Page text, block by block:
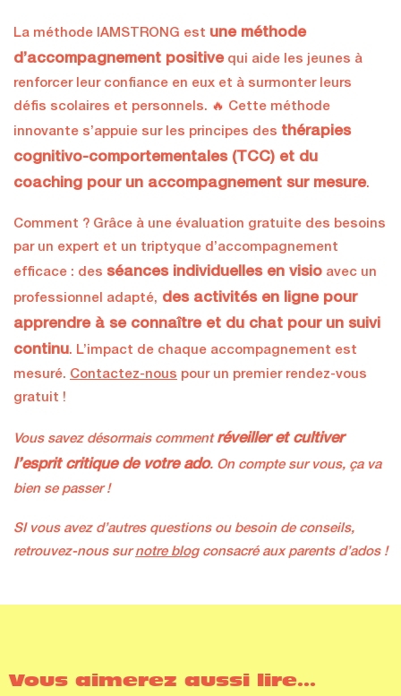
La méthode IAMSTRONG est une méthode
d’accompagnement positive qui aide les jeunes à
renforcer leur confiance en eux et à surmonter leurs
défis scolaires et personnels. 🔥 Cette méthode
innovante s’appuie sur les principes des thérapies
cognitivo-comportementales (TCC) et du
coaching pour un accompagnement sur mesure.
Comment ? Grâce à une évaluation gratuite des besoins
par un expert et un triptyque d’accompagnement
efficace : des séances individuelles en visio avec un
professionnel adapté, des activités en ligne pour
apprendre à se connaître et du chat pour un suivi
continu. L’impact de chaque accompagnement est
mesuré. Contactez-nous pour un premier rendez-vous
gratuit !
Vous savez désormais comment réveiller et cultiver
l’esprit critique de votre ado. On compte sur vous, ça va
bien se passer !
SI vous avez d’autres questions ou besoin de conseils,
retrouvez-nous surnotre blogconsacré aux parents d’ados !
Vous aimerez aussi lire...